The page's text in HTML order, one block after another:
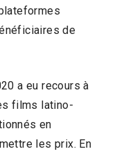
de
a eu recours à
films latino-
en
les prix. En